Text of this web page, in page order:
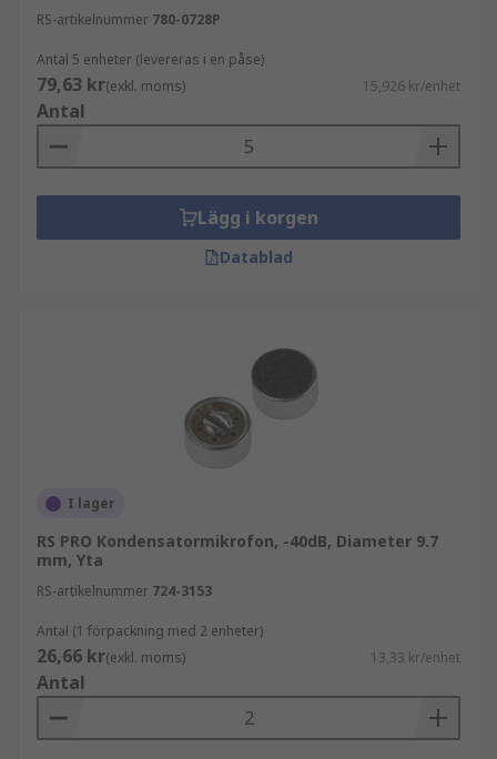
RS-artikelnummer 780-0728P
Antal 5 enheter (levereras i en påse)
79,63 kr(exkl. moms) 15,926 kr/enhet
Antal
Lägg i korgen
Datablad
I lager
RS PRO Kondensatormikrofon, -40dB, Diameter 9.7
mm, Yta
RS-artikelnummer 724-3153
Antal (1 förpackning med 2 enheter)
26,66 kr(exkl. moms) 13,33 kr/enhet
Antal